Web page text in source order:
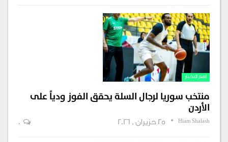
اهم الاخبار
منتخب سوريا لرجال السلة يحقق الفوز ودياً على
الأردن
Hiam Shalash 25 حزيران , 2026 0